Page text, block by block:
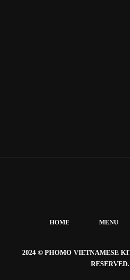
HOME MENU
2024 © PHOMO VIETNAMESE
RESERVED.